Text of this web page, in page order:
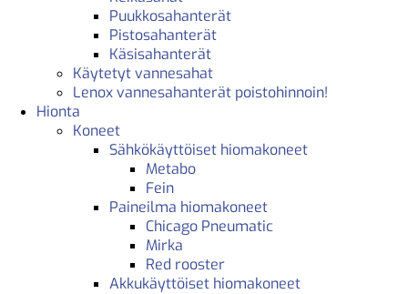
Puukkosahanterät
Pistosahanterät
Käsisahanterät
Käytetyt vannesahat
Lenox vannesahanterät poistohinnoin!
Hionta
Koneet
Sähkökäyttöiset hiomakoneet
Metabo
Fein
Paineilma hiomakoneet
Chicago Pneumatic
Mirka
Red rooster
Akkukäyttöiset hiomakoneet